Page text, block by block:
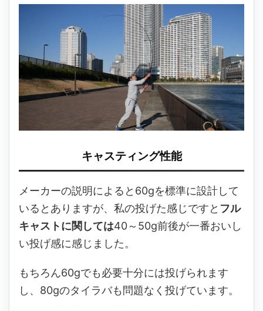
キャスティング性能
メーカーの説明によると60gを標準に設計して
いるとありますが、私の投げた感じですと フル
キャストに関しては40～50g前後が一番おいし
い投げ感に感じました。
もちろん60gでも必要十分には投げられます
し、80gのタイラバも問題なく投げています。